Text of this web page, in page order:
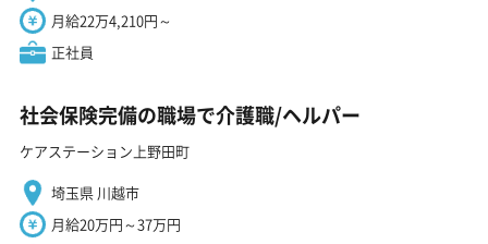
月給22万4,210円～
正社員
社会保険完備の職場で介護職/ヘルパー
ケアステーション上野田町
埼玉県 川越市
月給20万円～37万円